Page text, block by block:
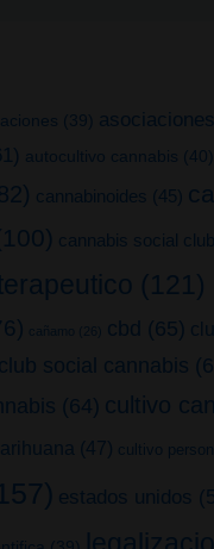
(39)
asociaciones
autocultivo cannabis (40)
cannabinoides (45)
cannabis social club
(121)
cañamo (26) cbd (65)
club social cannabis
(64) cultivo
(47) cultivo
estados unidos